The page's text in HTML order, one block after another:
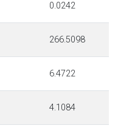
0.0242
266.5098
6.4722
4.1084